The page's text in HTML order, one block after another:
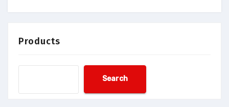
Products
Search